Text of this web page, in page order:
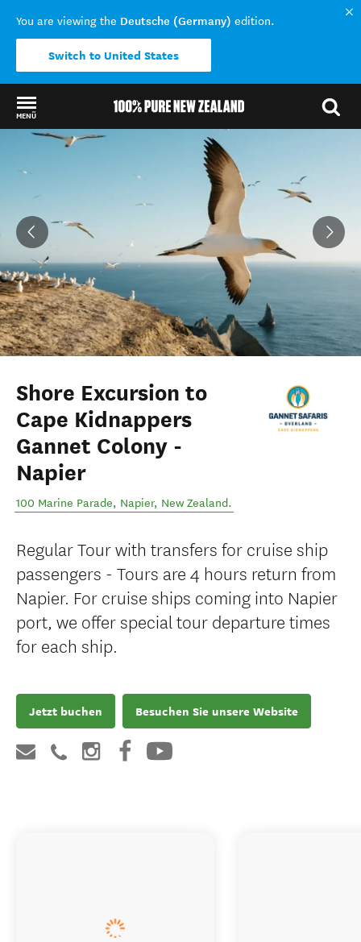
You are viewing the Deutsche (Germany) edition.
Switch to United States
MENÜ
Back to my results
Shore Excursion to
Cape Kidnappers
Gannet Colony -
Napier
100 Marine Parade, Napier, New Zealand.
Regular Tour with transfers for cruise ship
passengers - Tours are 4 hours return from
Napier. For cruise ships coming into Napier
port, we offer special tour departure times
for each ship.
Jetzt buchen Besuchen Sie unsere Website